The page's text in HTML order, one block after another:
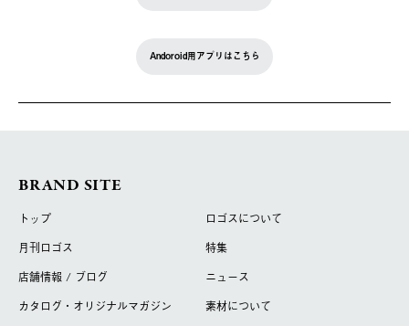
Andoroid用アプリはこちら
BRAND SITE
トップ
ロゴスについて
月刊ロゴス
特集
店舗情報 / ブログ
ニュース
カタログ・オリジナルマガジン
素材について